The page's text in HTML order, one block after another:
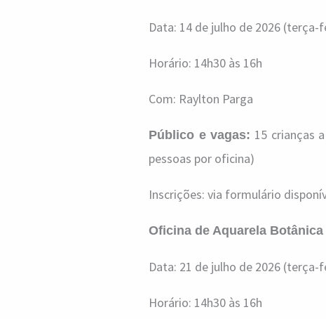
Data: 14 de julho de 2026 (terça-
Horário: 14h30 às 16h
Com: Raylton Parga
Público e vagas: 15 crianças
pessoas por oficina)
Inscrições: via formulário
Oficina de Aquarela Botânica
Data: 21 de julho de 2026 (terça-
Horário: 14h30 às 16h